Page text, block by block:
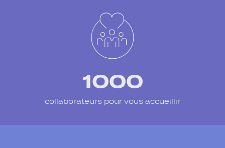
1000
collaborateurs pour vous accueillir